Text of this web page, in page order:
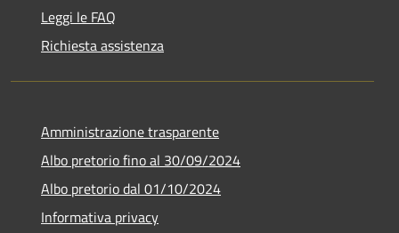
Leggi le FAQ
Richiesta assistenza
Amministrazione trasparente
Albo pretorio fino al 30/09/2024
Albo pretorio dal 01/10/2024
Informativa privacy